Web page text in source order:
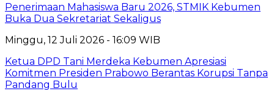
Penerimaan Mahasiswa Baru 2026, STMIK Kebumen
Buka Dua Sekretariat Sekaligus
Minggu, 12 Juli 2026 - 16:09 WIB
Ketua DPD Tani Merdeka Kebumen Apresiasi
Komitmen Presiden Prabowo Berantas Korupsi Tanpa
Pandang Bulu